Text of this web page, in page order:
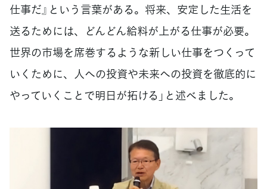
仕事だ』という言葉がある。将来、安定した生活を
送るためには、どんどん給料が上がる仕事が必要。
世界の市場を席巻するような新しい仕事をつくって
いくために、人への投資や未来への投資を徹底的に
やっていくことで明日が拓ける」と述べました。